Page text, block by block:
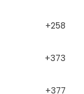
+258
+373
+377